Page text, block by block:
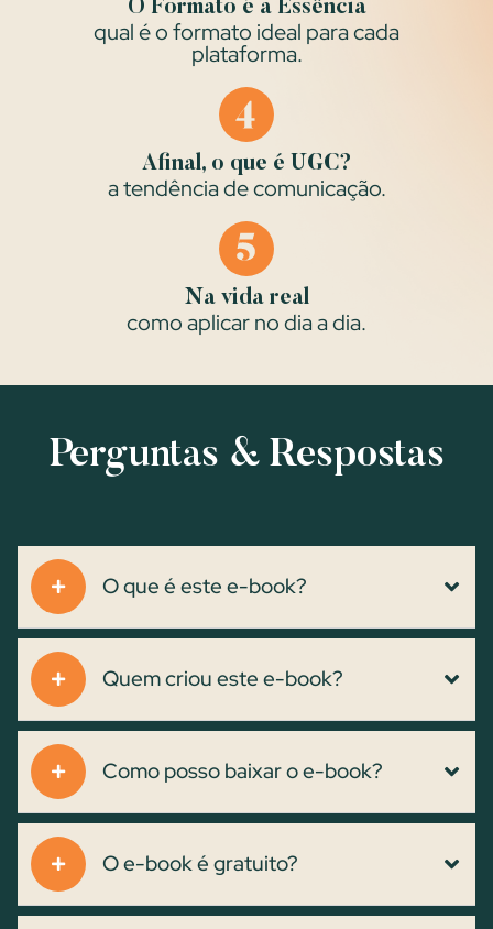
O Formato é a Essência
qual é o formato ideal para cada
plataforma.
Afinal, o que é UGC?
a tendência de comunicação.
Na vida real
como aplicar no dia a dia.
Perguntas & Respostas
O que é este e-book?
Quem criou este e-book?
Como posso baixar o e-book?
O e-book é gratuito?